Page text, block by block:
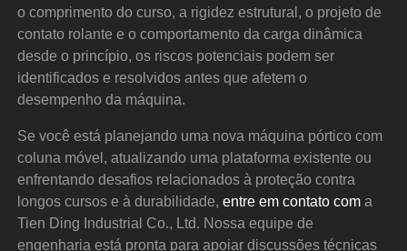
o comprimento do curso, a rigidez estrutural, o projeto de
contato rolante e o comportamento da carga dinâmica
desde o princípio, os riscos potenciais podem ser
identificados e resolvidos antes que afetem o
desempenho da máquina.
Se você está planejando uma nova máquina pórtico com
coluna móvel, atualizando uma plataforma existente ou
enfrentando desafios relacionados à proteção contra
longos cursos e à durabilidade,entre em contato com a
Tien Ding Industrial Co., Ltd. Nossa equipe de
engenharia está pronta para apoiar discussões técnicas